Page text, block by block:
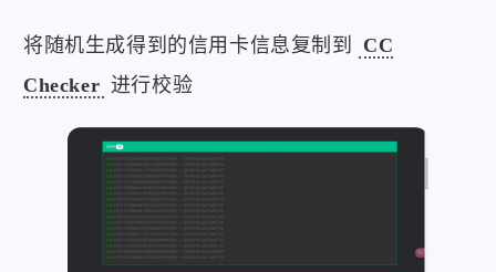
将随机生成得到的信用卡信息复制到
CC
Checker 进行校验